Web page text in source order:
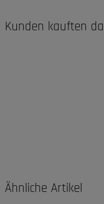
Kunden kauften
Ähnliche Artikel